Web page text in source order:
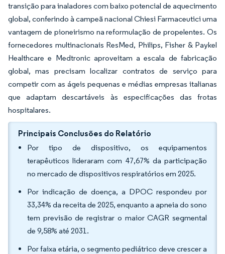
transição para inaladores com baixo potencial de aquecimento
global, conferindo à campeã nacional Chiesi Farmaceutici uma
vantagem de pioneirismo na reformulação de propelentes. Os
fornecedores multinacionais ResMed, Philips, Fisher & Paykel
Healthcare e Medtronic aproveitam a escala de fabricação
global, mas precisam localizar contratos de serviço para
competir com as ágeis pequenas e médias empresas italianas
que adaptam descartáveis às especificações das frotas
hospitalares.
Principais Conclusões do Relatório
Por tipo de dispositivo, os equipamentos
terapêuticos lideraram com 47,67% da participação
no mercado de dispositivos respiratórios em 2025.
Por indicação de doença, a DPOC respondeu por
33,34% da receita de 2025, enquanto a apneia do sono
tem previsão de registrar o maior CAGR segmental
de 9,58% até 2031.
Por faixa etária, o segmento pediátrico deve crescer a